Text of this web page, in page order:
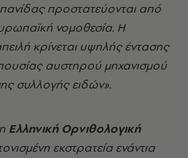
προστατεύονται από
νομοθεσία. Η
κρίνεται υψηλής έντασης
αυστηρού μηχανισμού
συλλογής ειδών».
Ελληνική Ορνιθολογική
εκστρατεία ενάντια